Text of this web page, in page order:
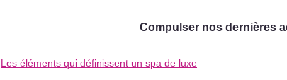
Compulser nos dernières
Les éléments qui définissent un spa de luxe